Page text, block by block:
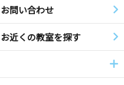
お問い合わせ
お近くの教室を探す